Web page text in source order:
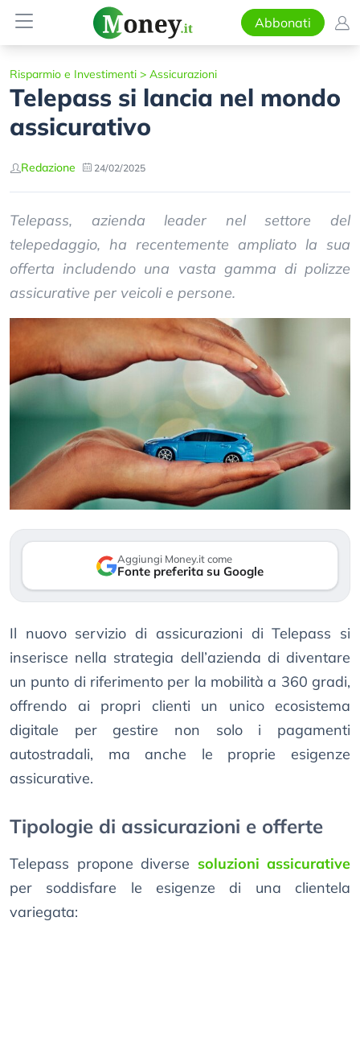
Abbonati
Risparmio e Investimenti > Assicurazioni
Telepass si lancia nel mondo
assicurativo
Redazione 24/02/2025
Telepass, azienda leader nel settore del
telepedaggio, ha recentemente ampliato la sua
offerta includendo una vasta gamma di polizze
assicurative per veicoli e persone.
Aggiungi Money.it come
Fonte preferita su Google
Il nuovo servizio di assicurazioni di Telepass si
inserisce nella strategia dell’azienda di diventare
un punto di riferimento per la mobilità a 360 gradi,
offrendo ai propri clienti un unico ecosistema
digitale per gestire non solo i pagamenti
autostradali, ma anche le proprie esigenze
assicurative.
Tipologie di assicurazioni e offerte
Telepass propone diverse soluzioni assicurative
per soddisfare le esigenze di una clientela
variegata: